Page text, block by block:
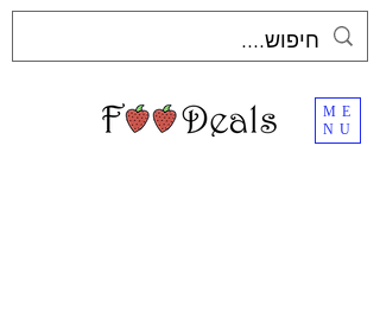
ME
NU